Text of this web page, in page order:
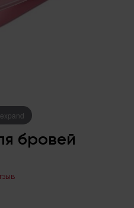
бровей